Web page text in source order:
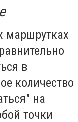
маршрутках
в
количество
на
точки